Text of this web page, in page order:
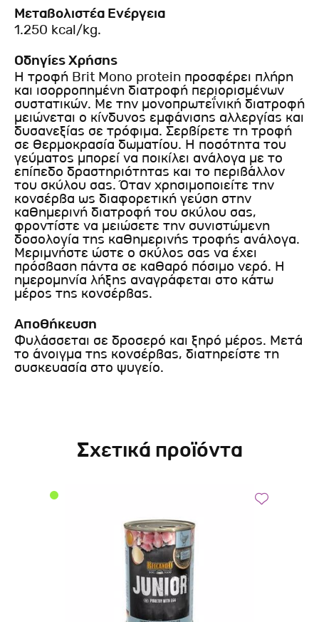
Μεταβολιστέα Ενέργεια
1.250 kcal/kg.
Οδηγίες Χρήσης
Η τροφή Brit Mono protein προσφέρει πλήρη
και ισορροπημένη διατροφή περιορισμένων
συστατικών. Με την μονοπρωτεΐνική διατροφή
μειώνεται ο κίνδυνος εμφάνισης αλλεργίας και
δυσανεξίας σε τρόφιμα. Σερβίρετε τη τροφή
σε θερμοκρασία δωματίου. Η ποσότητα του
γεύματος μπορεί να ποικίλει ανάλογα με το
επίπεδο δραστηριότητας και το περιβάλλον
του σκύλου σας. Όταν χρησιμοποιείτε την
κονσέρβα ως διαφορετική γεύση στην
καθημερινή διατροφή του σκύλου σας,
φροντίστε να μειώσετε την συνιστώμενη
δοσολογία της καθημερινής τροφής ανάλογα.
Μεριμνήστε ώστε ο σκύλος σας να έχει
πρόσβαση πάντα σε καθαρό πόσιμο νερό. Η
ημερομηνία λήξης αναγράφεται στο κάτω
μέρος της κονσέρβας.
Αποθήκευση
Φυλάσσεται σε δροσερό και ξηρό μέρος. Μετά
το άνοιγμα της κονσέρβας, διατηρείστε τη
συσκευασία στο ψυγείο.
Σχετικά προϊόντα